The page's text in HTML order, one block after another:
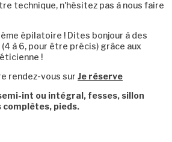
technique, n'hésitez pas à nous faire
épilatoire ! Dites bonjour à des
à 6, pour être précis) grâce aux
!
rendez-vous sur Je réserve
int ou intégral, fesses, sillon
pieds.